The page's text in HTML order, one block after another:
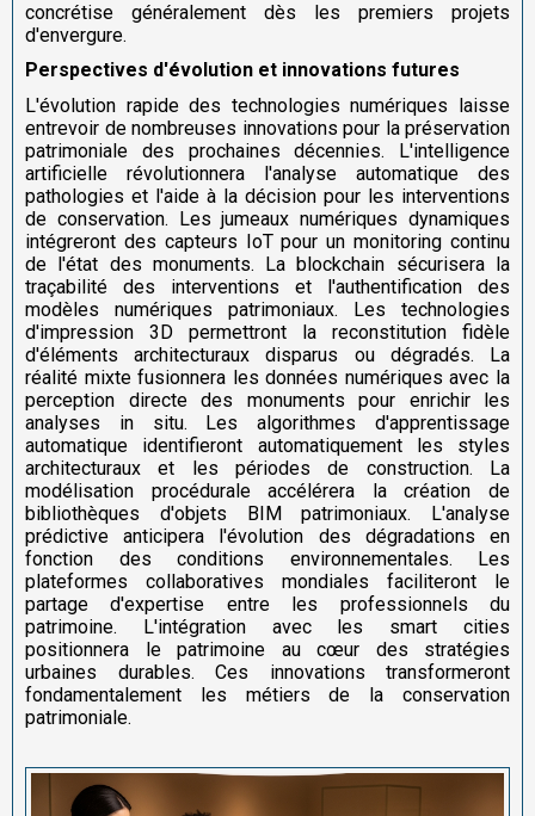
concrétise généralement dès les premiers projets
d'envergure.
Perspectives d'évolution et innovations futures
L'évolution rapide des technologies numériques laisse
entrevoir de nombreuses innovations pour la préservation
patrimoniale des prochaines décennies. L'intelligence
artificielle révolutionnera l'analyse automatique des
pathologies et l'aide à la décision pour les interventions
de conservation. Les jumeaux numériques dynamiques
intégreront des capteurs IoT pour un monitoring continu
de l'état des monuments. La blockchain sécurisera la
traçabilité des interventions et l'authentification des
modèles numériques patrimoniaux. Les technologies
d'impression 3D permettront la reconstitution fidèle
d'éléments architecturaux disparus ou dégradés. La
réalité mixte fusionnera les données numériques avec la
perception directe des monuments pour enrichir les
analyses in situ. Les algorithmes d'apprentissage
automatique identifieront automatiquement les styles
architecturaux et les périodes de construction. La
modélisation procédurale accélérera la création de
bibliothèques d'objets BIM patrimoniaux. L'analyse
prédictive anticipera l'évolution des dégradations en
fonction des conditions environnementales. Les
plateformes collaboratives mondiales faciliteront le
partage d'expertise entre les professionnels du
patrimoine. L'intégration avec les smart cities
positionnera le patrimoine au cœur des stratégies
urbaines durables. Ces innovations transformeront
fondamentalement les métiers de la conservation
patrimoniale.